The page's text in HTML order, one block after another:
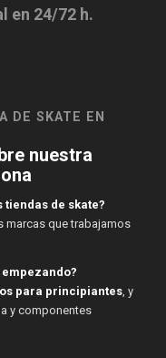
en 24/72 h.
DE SKATE EN
nuestra
tiendas de skate?
marcas que trabajamos
para principiantes, y
y componentes